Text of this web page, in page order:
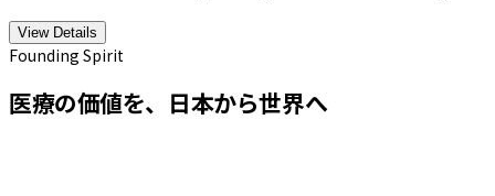
View Details
Founding Spirit
医療の価値を、日本から世界へ